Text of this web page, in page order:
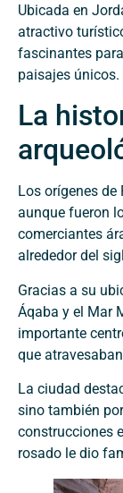
Ubicada en
atractivo
fascinantes
paisajes únicos.
La
Los orígenes
aunque fueron
comerciantes
alrededor del
Gracias a su
Áqaba y el Mar
importante
que
La ciudad
sino también
construcciones
rosado le dio